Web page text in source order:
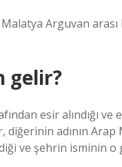
Arguvan
gelir?
esir alındığı ve
adının
ve şehrin isminin